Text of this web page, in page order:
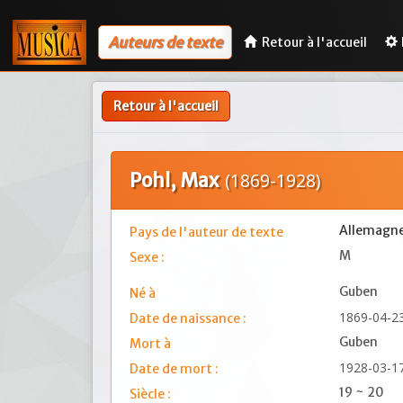
Auteurs de texte Retour à l'accueil
Retour à l'accueil
Pohl, Max(1869-1928)
Pays de l'auteur de texte
Sexe :
M
Né à
Guben
Date de naissance :
1869-04-
Mort à
Guben
Date de mort :
1928-03-
Siècle : 19 ~ 20